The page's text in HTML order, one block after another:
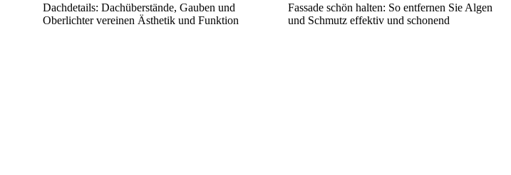
Dachdetails: Dachüberstände, Gauben und
Oberlichter vereinen Ästhetik und Funktion
Fassade schön halten: So entfernen Sie Algen
und Schmutz effektiv und schonend